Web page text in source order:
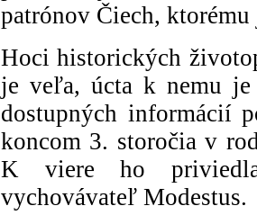
patrónov Čiech, ktorému
Hoci historických
je veľa, úcta k nemu
dostupných informácií
koncom 3. storočia v
K viere ho
vychovávateľ Modestus.